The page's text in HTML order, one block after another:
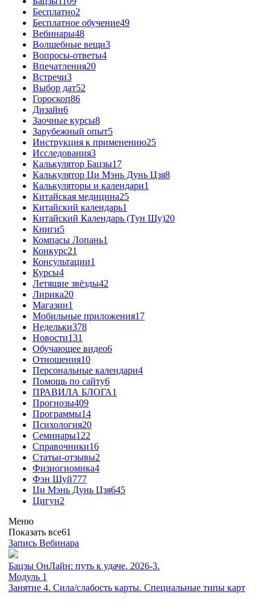
Бесплатно2
Бесплатное обучение49
Вебинары48
Волшебные вещи3
Вопросы-ответы4
Впечатления20
Встречи3
Выбор дат52
Гороскоп86
Дизайн6
Заочные курсы8
Зарубежный опыт5
Инструкция к применению25
Исследования3
Калькулятор Бацзы17
Калькулятор Ци Мэнь Дунь Цзя8
Калькуляторы и календари1
Китайская медицина25
Китайский календарь1
Китайский Календарь (Тун Шу)20
Книги5
Компасы Лопань1
Конкурс21
Консультации1
Курсы4
Летящие звёзды42
Лирика20
Магазин1
Мобильные приложения17
Недельки378
Новости131
Обучающее видео6
Отношения10
Персональные календари4
Помощь по сайту6
ПРАВИЛА БЛОГА1
Прогнозы409
Программы14
Психология20
Семинары122
Справочники16
Статьи-отзывы2
Физиогномика4
Фэн Шуй777
Ци Мэнь Дунь Цзя645
Цигун2
Меню
Показать все61
Запись Вебинара
Бацзы ОнЛайн: путь к удаче. 2026-3.
Модуль 1
Занятие 4. Сила/слабость карты. Специальные типы карт